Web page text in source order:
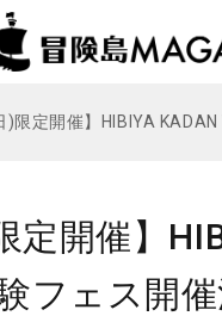
)限定開催】HIBIYA
定開催】
フェス開催